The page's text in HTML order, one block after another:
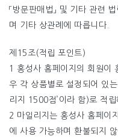
「방문판매법」 및 기타 관련
며 기타 상관례에 따릅니다.
제15조(적립 포인트)
1 홍성사 홈페이지의 회원이
우 각 상품별로 설정되어 있
리지 1500점’이라 함)로 적립
2 마일리지는 홍성사 홈페이
에 사용 가능하며 환불되지 않